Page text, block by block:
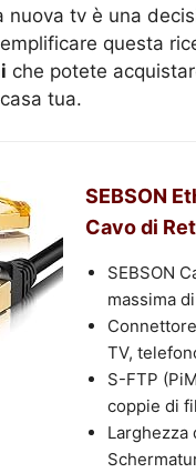
nuova tv è una
questa
che potete
tua.
SEBSON
Cavo di
SEBSON
massima
TV,
S-FTP
coppie di
Larghezza